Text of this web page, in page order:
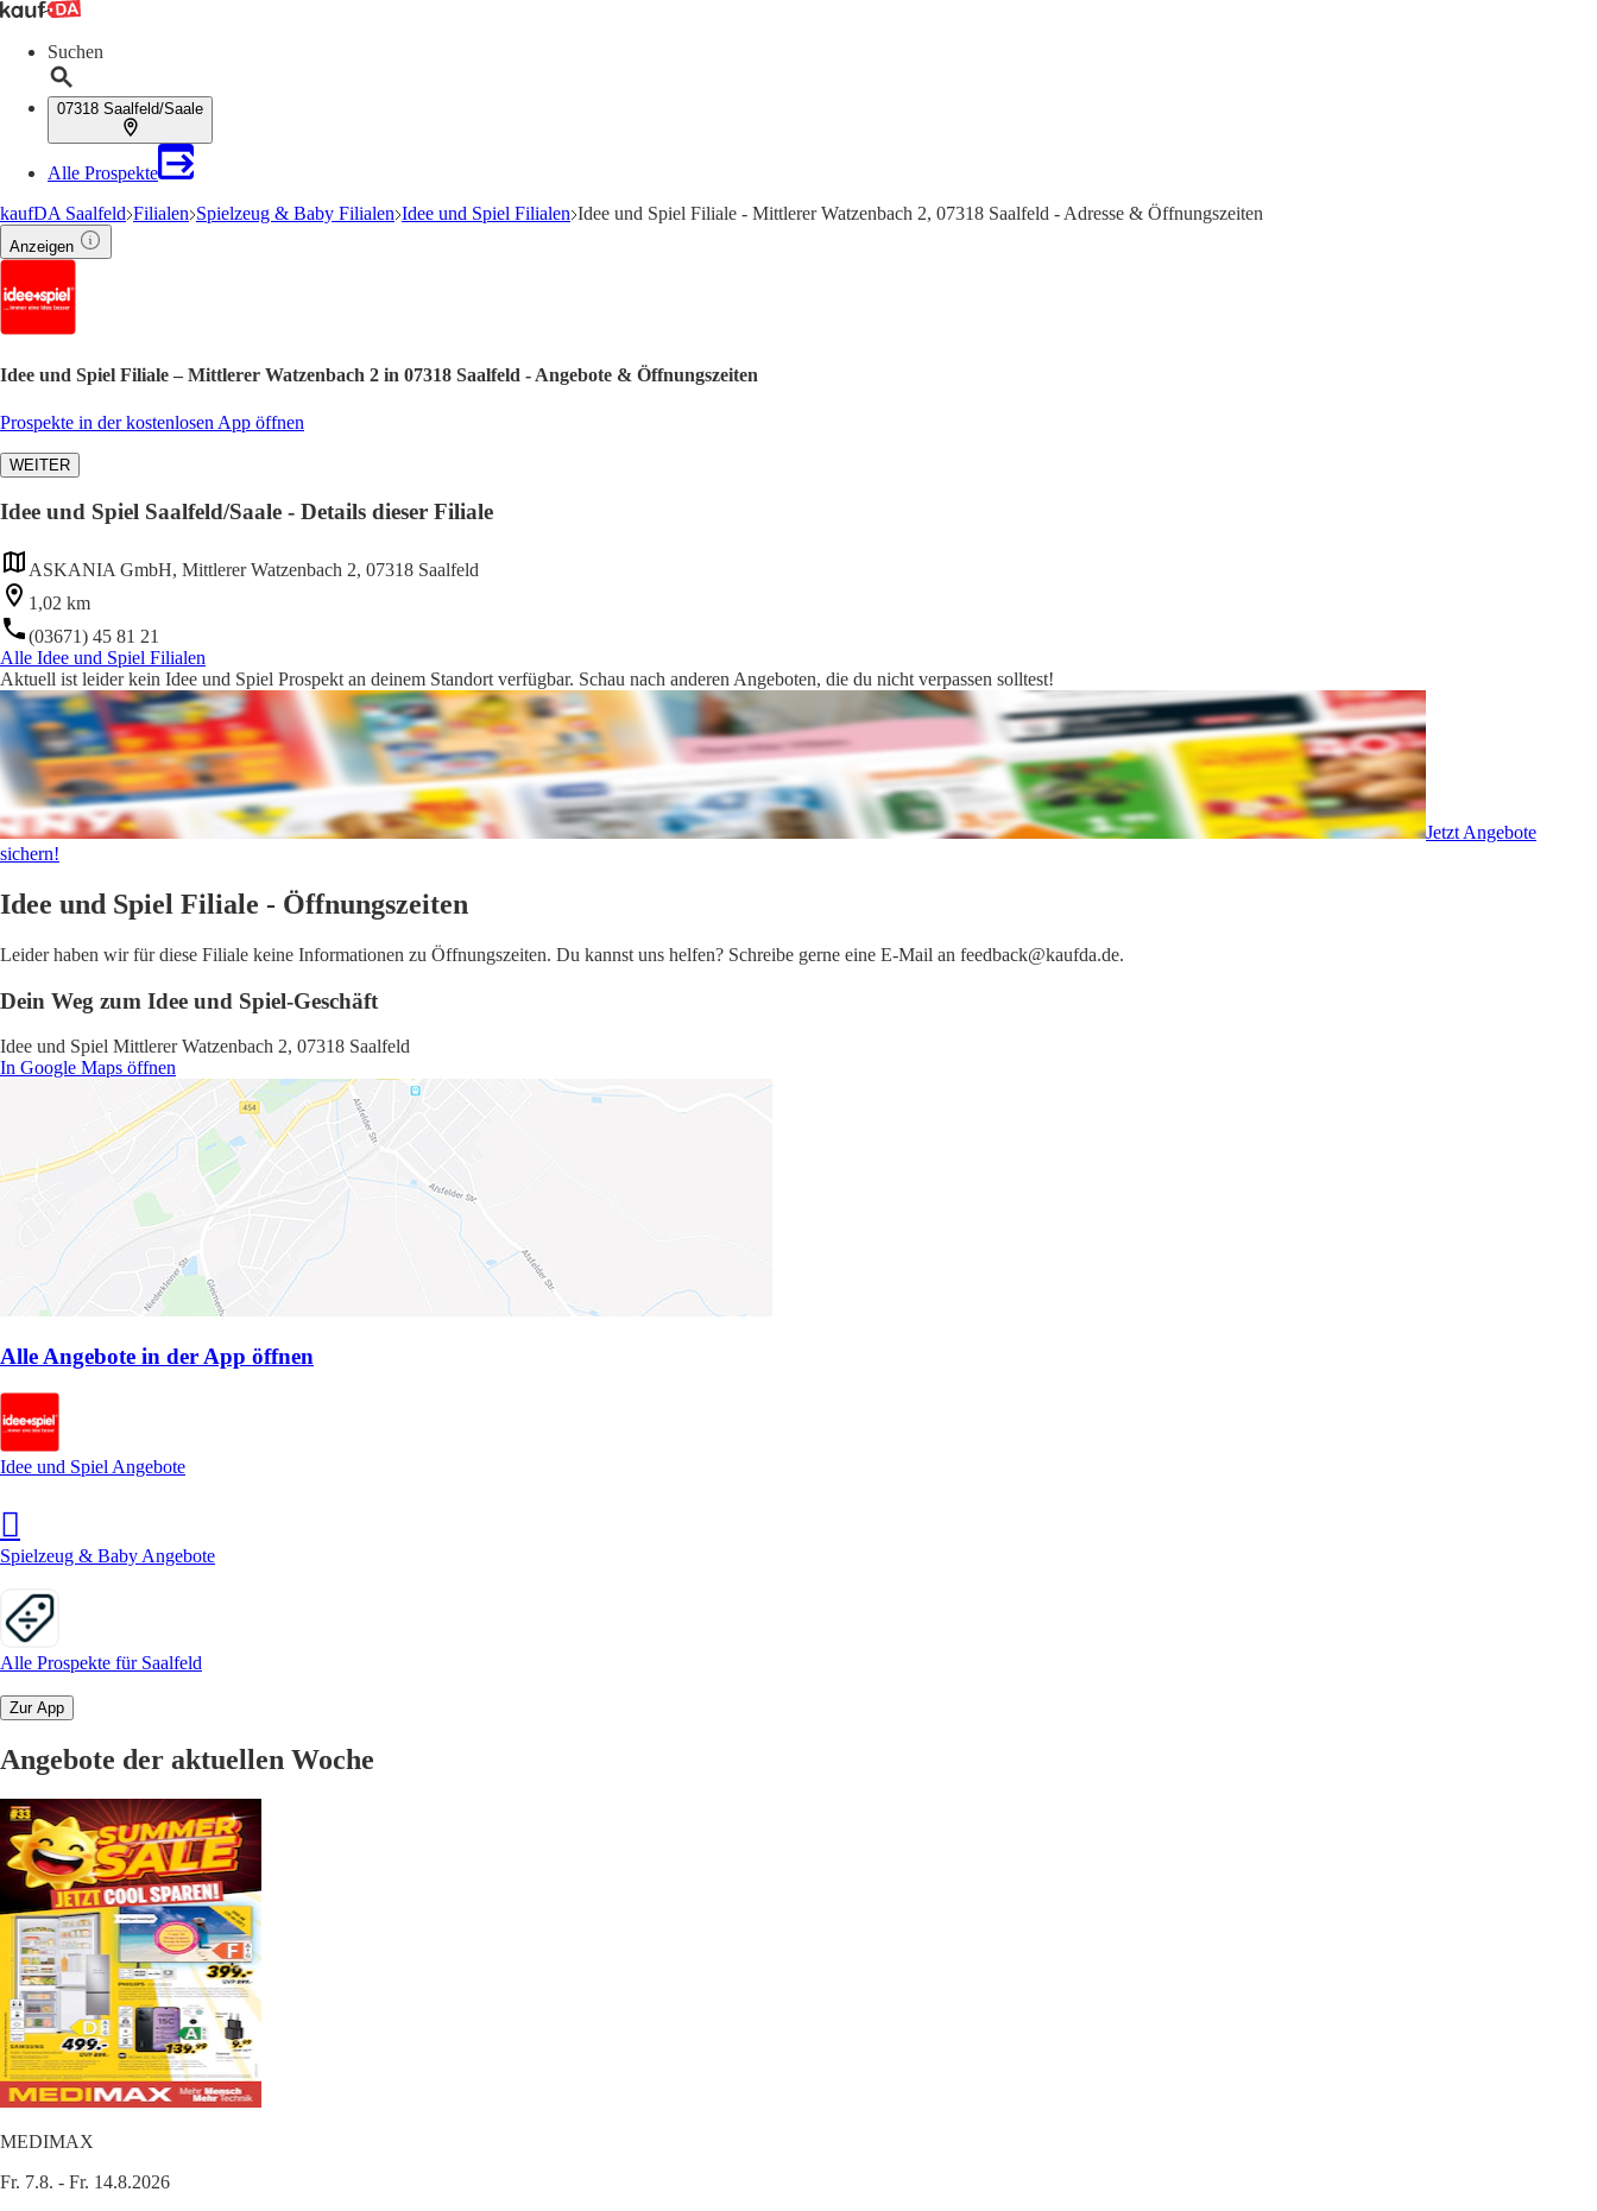
Suchen
07318 Saalfeld/Saale
Alle Prospekte
kaufDA Saalfeld Filialen Spielzeug & Baby Filialen Idee und Spiel Filialen Idee und Spiel Filiale - Mittlerer Watzenbach 2, 07318 Saalfeld - Adresse & Öffnungszeiten
Anzeigen
Idee und Spiel Filiale – Mittlerer Watzenbach 2 in 07318 Saalfeld - Angebote & Öffnungszeiten
Prospekte in der kostenlosen App öffnen
WEITER
Idee und Spiel Saalfeld/Saale - Details dieser Filiale
ASKANIA GmbH, Mittlerer Watzenbach 2, 07318 Saalfeld
1,02 km
(03671) 45 81 21
Alle Idee und Spiel Filialen
Aktuell ist leider kein Idee und Spiel Prospekt an deinem Standort verfügbar. Schau nach anderen Angeboten, die du nicht verpassen solltest!
Jetzt Angebote
sichern!
Idee und Spiel Filiale - Öffnungszeiten
Leider haben wir für diese Filiale keine Informationen zu Öffnungszeiten. Du kannst uns helfen? Schreibe gerne eine E-Mail an feedback@kaufda.de.
Dein Weg zum Idee und Spiel-Geschäft
Idee und Spiel Mittlerer Watzenbach 2, 07318 Saalfeld
In Google Maps öffnen
Alle Angebote in der App öffnen
Idee und Spiel Angebote
Spielzeug & Baby Angebote
Alle Prospekte für Saalfeld
Zur App
Angebote der aktuellen Woche
MEDIMAX
Fr. 7.8. - Fr. 14.8.2026